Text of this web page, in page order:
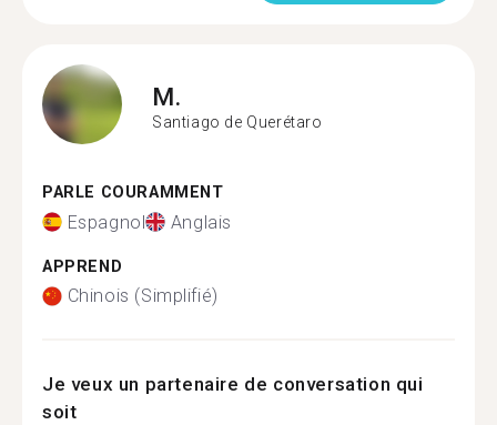
M.
Santiago de Querétaro
PARLE COURAMMENT
Espagnol Anglais
APPREND
Chinois (Simplifié)
Je veux un partenaire de conversation qui
soit